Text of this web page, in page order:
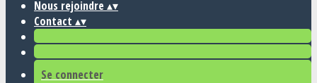
Nous rejoindre▴▾
Contact ▴▾
Se connecter